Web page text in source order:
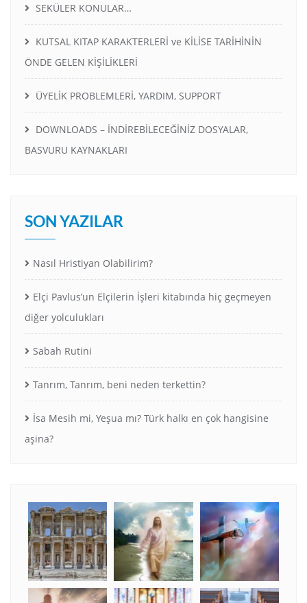
SEKÜLER KONULAR…
KUTSAL KITAP KARAKTERLERİ ve KİLİSE TARİHİNİN
ÖNDE GELEN KİŞİLİKLERİ
ÜYELİK PROBLEMLERİ, YARDIM, SUPPORT
DOWNLOADS – İNDİREBİLECEĞİNİZ DOSYALAR,
BASVURU KAYNAKLARI
SON YAZILAR
Nasıl Hristiyan Olabilirim?
Elçi Pavlus’un Elçilerin İşleri kitabında hiç geçmeyen
diğer yolculukları
Sabah Rutini
Tanrım, Tanrım, beni neden terkettin?
İsa Mesih mi, Yeşua mı? Türk halkı en çok hangisine
aşina?